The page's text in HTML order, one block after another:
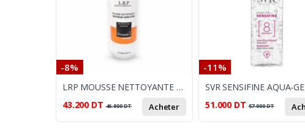
-8%
LRP MOUSSE NETTOYANTE COUP D'ECLAT+EFFET LIFTING 150ML
43.200 DT 46.800DT Acheter
-11%
51.000 DT 57.000DT